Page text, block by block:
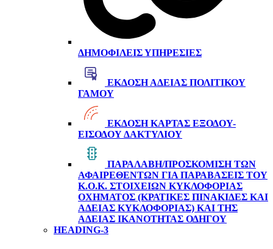
ΔΗΜΟΦΙΛΕΊΣ ΥΠΗΡΕΣΊΕΣ
ΈΚΔΟΣΗ ΆΔΕΙΑΣ ΠΟΛΙΤΙΚΟΎ
ΓΆΜΟΥ
ΈΚΔΟΣΗ ΚΆΡΤΑΣ ΕΞΌΔΟΥ-
ΕΙΣΌΔΟΥ ΔΑΚΤΥΛΊΟΥ
ΠΑΡΑΛΑΒΉ/ΠΡΟΣΚΌΜΙΣΗ ΤΩΝ
ΑΦΑΙΡΕΘΈΝΤΩΝ ΓΙΑ ΠΑΡΑΒΆΣΕΙΣ ΤΟΥ
Κ.Ο.Κ. ΣΤΟΙΧΕΊΩΝ ΚΥΚΛΟΦΟΡΊΑΣ
ΟΧΉΜΑΤΟΣ (ΚΡΑΤΙΚΈΣ ΠΙΝΑΚΊΔΕΣ ΚΑΙ
ΆΔΕΙΑΣ ΚΥΚΛΟΦΟΡΊΑΣ) ΚΑΙ ΤΗΣ
ΆΔΕΙΑΣ ΙΚΑΝΌΤΗΤΑΣ ΟΔΗΓΟΎ
HEADING-3